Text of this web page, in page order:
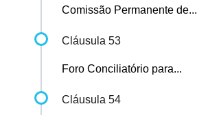
Comissão Permanente de...
Cláusula 53
Foro Conciliatório para...
Cláusula 54